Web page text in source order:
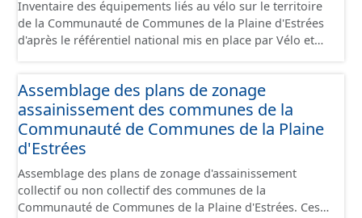
couloir partagé avec les bus, aire piétonne, bandes
cyclables ou jalonnement sur chaussée. Les itinéraires
ne sont pas des aménagements mais une succession
peuvent emprunter des tronçons de voies non
aménagés pour assurer une continuité. Ce jeu de
données comprend uniquement les données avec un
statut "en service", "en travaux" ou "provisoire".
Inventaire des équipements liés au vélo sur le territoire
de la Communauté de Communes de la Plaine d'Estrées
d'après le référentiel national mis en place par Vélo et
comprend également la localisation des aires de
services/repos (autre fiche de métadonnée). Cette
information est compatible avec les données du
stationnement cyclable. Pour une meilleure visualisation
des informations, les données visibles pour les
utilisateurs de "Ma Carte" (outil interne de visualisation)
est uniquement celles des équipements hors
stationnement. En revanche, le fichier à télécharger
Assemblage des plans de zonage
assainissement des communes de la
Communauté de Communes de la Plaine
d'Estrées
Assemblage des plans de zonage d'assainissement
collectif ou non collectif des communes de la
Communauté de Communes de la Plaine d'Estrées. Ces